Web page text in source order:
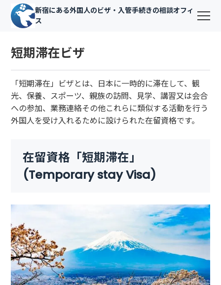
新宿にある外国人のビザ・入管手続きの相談オフィ
ス
短期滞在ビザ
「短期滞在」ビザとは、日本に一時的に滞在して、観
光、保養、スポーツ、親族の訪問、見学、講習又は会合
への参加、業務連絡その他これらに類似する活動を行う
外国人を受け入れるために設けられた在留資格です。
在留資格「短期滞在」
(Temporary stay Visa)